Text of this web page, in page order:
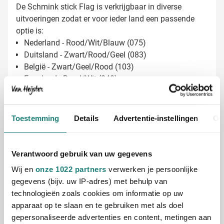
Toestemming Details Advertentie-instellingen
Verantwoord gebruik van uw gegevens
Wij en onze 1022 partners verwerken je persoonlijke
gegevens (bijv. uw IP-adres) met behulp van
technologieën zoals cookies om informatie op uw
apparaat op te slaan en te gebruiken met als doel
gepersonaliseerde advertenties en content, metingen aan
De Schmink stick Flag is verkrijgbaar in diverse
uitvoeringen zodat er voor ieder land een passende
optie is:
Nederland - Rood/Wit/Blauw (075)
Duitsland - Zwart/Rood/Geel (083)
België - Zwart/Geel/Rood (103)
Engeland - Rood/Wit (048)
Italië - Groen/Wit/Rood (044)
Frankrijk - Blauw/Wit/Rood (910)
Schmink sticks laten bedrukken met jouw
logo
gezien wordt tijdens elk evenement:
Bedrukking met je bedrijfslogo op de zilverkleurige
case
Mogelijkheid voor een pakkende slogan of tekst
Extra zichtbaarheid tijdens drukbezochte
evenementen